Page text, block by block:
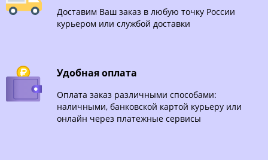
Доставим Ваш заказ в любую точку России
курьером или службой доставки
Удобная оплата
Оплата заказ различными способами:
наличными, банковской картой курьеру или
онлайн через платежные сервисы